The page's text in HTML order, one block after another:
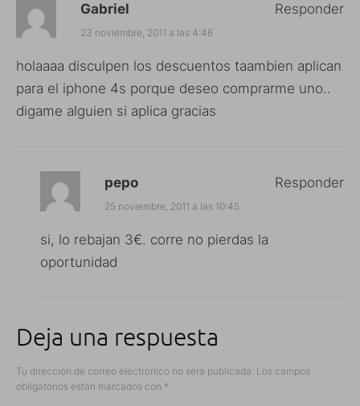
Gabriel
23 noviembre, 2011 a las 4:46
holaaaa disculpen los descuentos taambien aplican
para el iphone 4s porque deseo comprarme uno..
digame alguien si aplica gracias
Responder
pepo
25 noviembre, 2011 a las 10:45
si, lo rebajan 3€. corre no pierdas la
oportunidad
Responder
Deja una respuesta
Tu dirección de correo electrónico no será publicada. Los campos
obligatorios están marcados con *